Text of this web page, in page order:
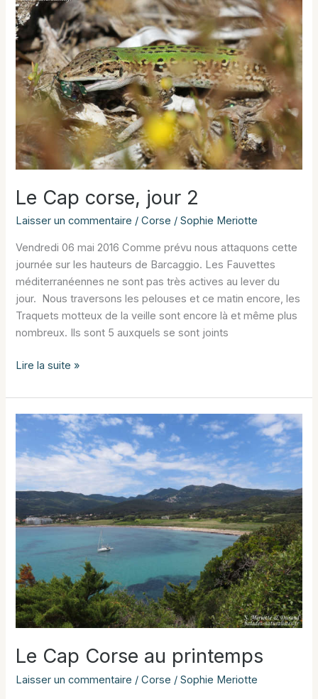
de
Vizzavona
Le Cap corse, jour 2
Laisser un commentaire /Corse /Sophie Meriotte
Vendredi 06 mai 2016 Comme prévu nous attaquons cette
journée sur les hauteurs de Barcaggio. Les Fauvettes
méditerranéennes ne sont pas très actives au lever du
jour. Nous traversons les pelouses et ce matin encore, les
Traquets motteux de la veille sont encore là et même plus
nombreux. Ils sont 5 auxquels se sont joints
Le
corse,
jour
2
Lire la suite »
Le Cap Corse au printemps
Laisser un commentaire /Corse /Sophie Meriotte